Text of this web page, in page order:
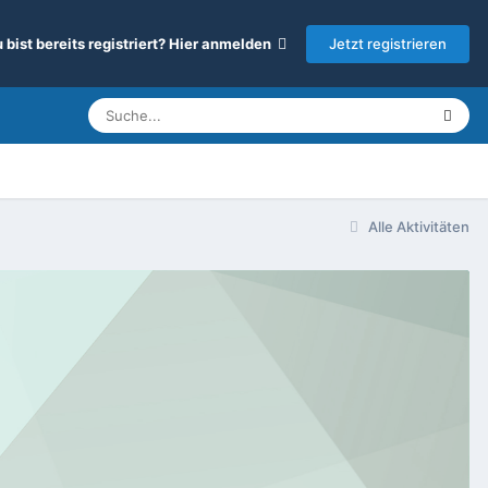
bist bereits registriert? Hier anmelden Jetzt registrieren
Alle Aktivitäten